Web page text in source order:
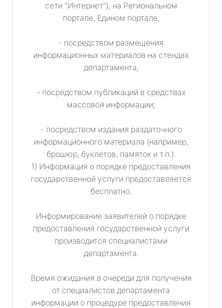
сети "Интернет"), на Региональном
портале, Едином портале;
- посредством размещения
информационных материалов на стендах
департамента;
- посредством публикаций в средствах
массовой информации;
- посредством издания раздаточного
информационного материала (например,
брошюр, буклетов, памяток и т.п.).
1) Информация о порядке предоставления
государственной услуги предоставляется
бесплатно.
Информирование заявителей о порядке
предоставления государственной услуги
производится специалистами
департамента.
Время ожидания в очереди для получения
от специалистов департамента
информации о процедуре предоставления